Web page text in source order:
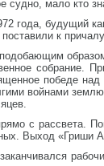
судно, мало кто
года, будущий
к
собрание.
победе
войнами
с рассвета.
Выход «Гриши